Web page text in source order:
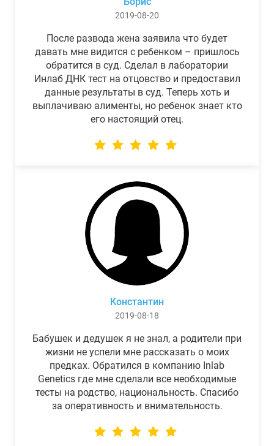
2019-08-20
После развода жена заявила что будет
давать мне видится с ребенком – пришлось
обратится в суд. Сделал в лаборатории
Инлаб ДНК тест на отцовство и предоставил
данные результаты в суд. Теперь хоть и
выплачиваю алименты, но ребенок знает кто
его настоящий отец.
Константин
2019-08-18
Бабушек и дедушек я не знал, а родители при
жизни не успели мне рассказать о моих
предках. Обратился в компанию Inlab
Genetics где мне сделали все необходимые
тесты на родство, национальность. Спасибо
за оперативность и внимательность.